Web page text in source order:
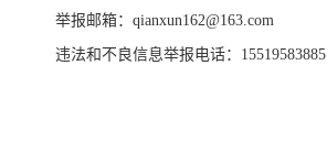
举报邮箱：qianxun162@163.com
违法和不良信息举报电话：15519583885